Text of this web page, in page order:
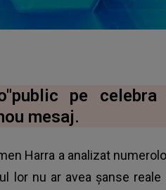
pe celebra
mesaj.
Harra a analizat
lor nu ar avea șanse